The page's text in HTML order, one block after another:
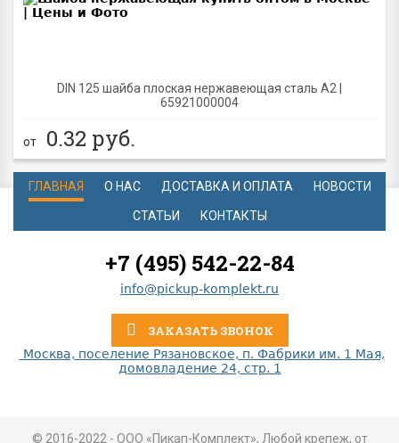
DIN 125 шайба плоская нержавеющая сталь A2 |
65921000004
от 0.32 руб.
ГЛАВНАЯ О НАС ДОСТАВКА И ОПЛАТА НОВОСТИ
СТАТЬИ КОНТАКТЫ
+7 (495) 542-22-84
info@pickup-komplekt.ru
ЗАКАЗАТЬ ЗВОНОК
Москва, поселение Рязановское, п. Фабрики им. 1 Мая,
домовладение 24, стр. 1
© 2016-2022 - ООО «Пикап-Комплект», Любой крепеж, от